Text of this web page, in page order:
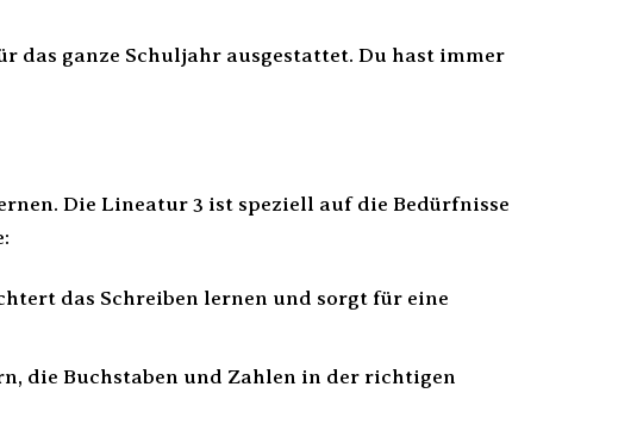
das ganze Schuljahr ausgestattet. Du hast immer
Die Lineatur 3 ist speziell auf die Bedürfnisse
das Schreiben lernen und sorgt für eine
die Buchstaben und Zahlen in der richtigen